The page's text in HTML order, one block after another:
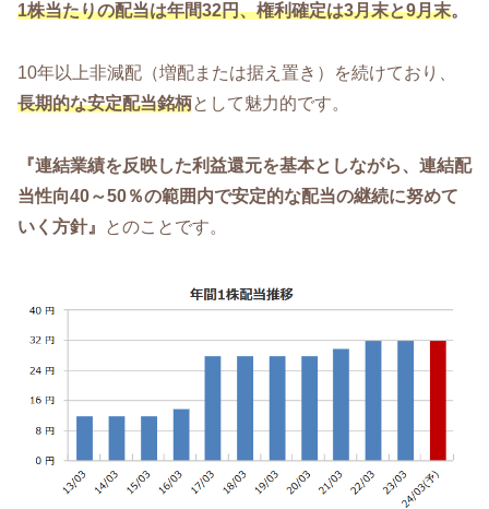
1株当たりの配当は年間32円、権利確定は3月末と9月末。
10年以上非減配（増配または据え置き）を続けており、
長期的な安定配当銘柄として魅力的です。
『連結業績を反映した利益還元を基本としながら、連結配
当性向40～50％の範囲内で安定的な配当の継続に努めて
いく方針』
とのことです。